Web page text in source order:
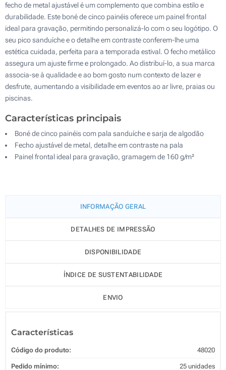
fecho de metal ajustável é um complemento que combina estilo e
durabilidade. Este boné de cinco painéis oferece um painel frontal
ideal para gravação, permitindo personalizá-lo com o seu logótipo. O
seu pico sanduíche e o detalhe em contraste conferem-lhe uma
estética cuidada, perfeita para a temporada estival. O fecho metálico
assegura um ajuste firme e prolongado. Ao distribuí-lo, a sua marca
associa-se à qualidade e ao bom gosto num contexto de lazer e
desfrute, aumentando a visibilidade em eventos ao ar livre, praias ou
piscinas.
Características principais
Boné de cinco painéis com pala sanduíche e sarja de algodão
Fecho ajustável de metal, detalhe em contraste na pala
Painel frontal ideal para gravação, gramagem de 160 g/m²
INFORMAÇÃO GERAL
DETALHES DE IMPRESSÃO
DISPONIBILIDADE
ÍNDICE DE SUSTENTABILIDADE
ENVIO
Características
Código do produto: 48020
Pedido mínimo: 25 unidades